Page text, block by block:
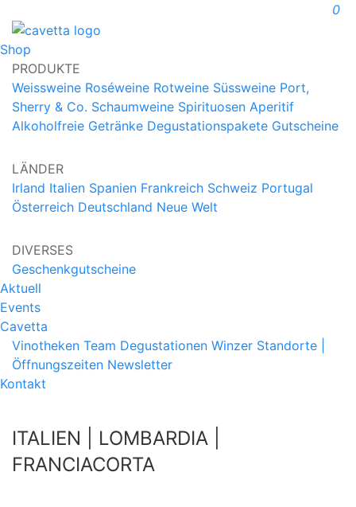
0
Shop
PRODUKTE
Weissweine Roséweine Rotweine Süssweine Port,
Sherry & Co. Schaumweine Spirituosen Aperitif
Alkoholfreie Getränke Degustationspakete Gutscheine
LÄNDER
Irland Italien Spanien Frankreich Schweiz Portugal
Österreich Deutschland Neue Welt
DIVERSES
Geschenkgutscheine
Aktuell
Events
Cavetta
Vinotheken Team Degustationen Winzer Standorte |
Öffnungszeiten Newsletter
Kontakt
ITALIEN | LOMBARDIA |
FRANCIACORTA